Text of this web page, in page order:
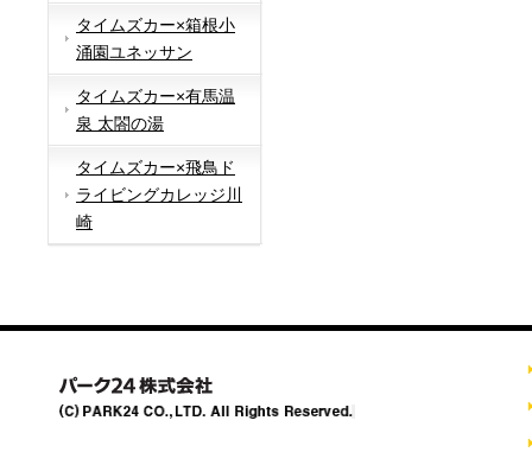
タイムズカー×箱根小
涌園ユネッサン
タイムズカー×有馬温
泉 太閤の湯
タイムズカー×飛鳥ド
ライビングカレッジ川
崎